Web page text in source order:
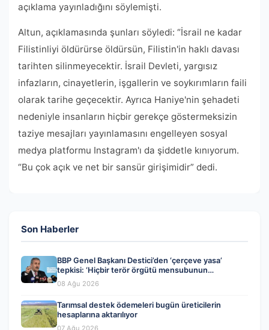
açıklama yayınladığını söylemişti.
Altun, açıklamasında şunları söyledi: “İsrail ne kadar
Filistinliyi öldürürse öldürsün, Filistin'in haklı davası
tarihten silinmeyecektir. İsrail Devleti, yargısız
infazların, cinayetlerin, işgallerin ve soykırımların faili
olarak tarihe geçecektir. Ayrıca Haniye'nin şehadeti
nedeniyle insanların hiçbir gerekçe göstermeksizin
taziye mesajları yayınlamasını engelleyen sosyal
medya platformu Instagram'ı da şiddetle kınıyorum.
“Bu çok açık ve net bir sansür girişimidir” dedi.
Son Haberler
BBP Genel Başkanı Destici’den ‘çerçeve yasa’
tepkisi: ‘Hiçbir terör örgütü mensubunun
affedilmesi kabul edilemez’
08 Ağu 2026
Tarımsal destek ödemeleri bugün üreticilerin
hesaplarına aktarılıyor